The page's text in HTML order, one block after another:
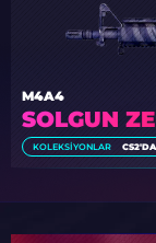
SOLGUN
M4A4
KOLEKSIYONLAR